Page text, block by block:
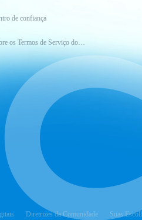
de confiança
Sobre os Termos de Serviço do CapCut
Diretrizes da Comunidade Suas